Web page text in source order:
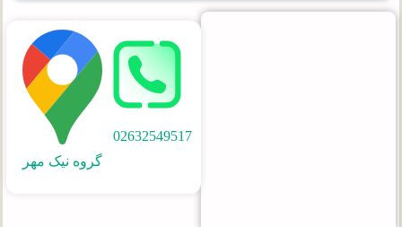
02632549517
گروه نیک مهر